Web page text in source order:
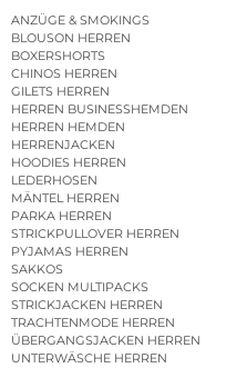
ANZÜGE & SMOKINGS
BLOUSON HERREN
BOXERSHORTS
CHINOS HERREN
GILETS HERREN
HERREN BUSINESSHEMDEN
HERREN HEMDEN
HERRENJACKEN
HOODIES HERREN
LEDERHOSEN
MÄNTEL HERREN
PARKA HERREN
STRICKPULLOVER HERREN
PYJAMAS HERREN
SAKKOS
SOCKEN MULTIPACKS
STRICKJACKEN HERREN
TRACHTENMODE HERREN
ÜBERGANGSJACKEN HERREN
UNTERWÄSCHE HERREN